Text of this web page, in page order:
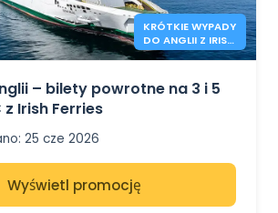
KRÓTKIE WYPADY
DO ANGLII Z IRISH
FERRIES - 138€*
– bilety powrotne na 3 i 5
Irish Ferries
: 25 cze 2026
Wyświetl promocję